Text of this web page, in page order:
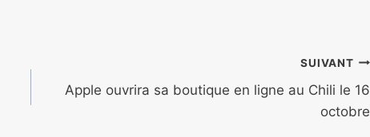
SUIVANT
Apple ouvrira sa boutique en ligne au Chili le 16
octobre